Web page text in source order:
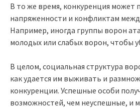
В то же время, конкуренция может
напряженности и конфликтам
Например, иногда группы ворон
молодых или слабых ворон, чтобы
В целом, социальная структура
как удается им выживать и
конкуренции. Успешные особи
возможностей, чем неуспешные, и